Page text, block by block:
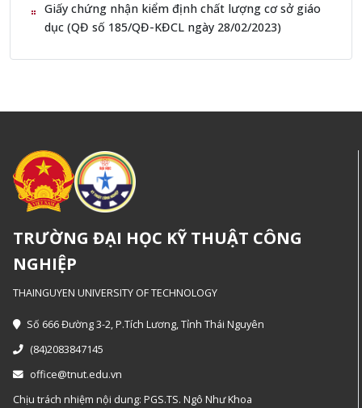
Giấy chứng nhận kiểm định chất lượng cơ sở giáo
dục (QĐ số 185/QĐ-KĐCL ngày 28/02/2023)
TRƯỜNG ĐẠI HỌC KỸ THUẬT CÔNG
NGHIỆP
THAINGUYEN UNIVERSITY OF TECHNOLOGY
Số 666 Đường 3-2, P.Tích Lương, Tỉnh Thái Nguyên
(84)2083847145
office@tnut.edu.vn
Chịu trách nhiệm nội dung: PGS.TS. Ngô Như Khoa